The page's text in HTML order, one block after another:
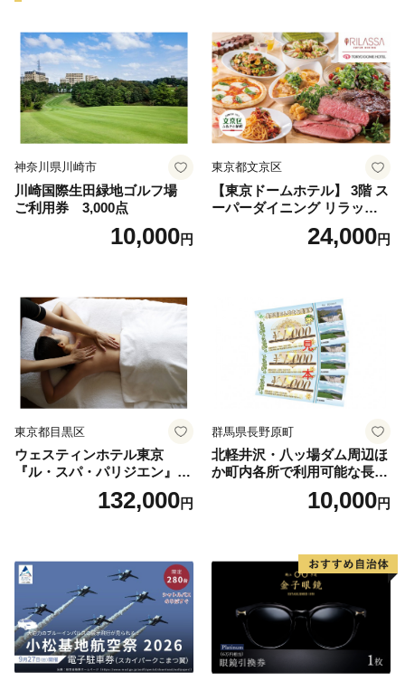
神奈川県川崎市
川崎国際生田緑地ゴルフ場
ご利用券 3,000点
10,000円
東京都文京区
【東京ドームホテル】 3階 ス
ーパーダイニング リラッサ
ランチブッフェ お食事券 大
人1名様分 関東 東京 ご利用
24,000円
東京都目黒区
ウェスティンホテル東京
『ル・スパ・パリジエン』選
べるボディセラピー90分/1名
132,000円
群馬県長野原町
北軽井沢・八ッ場ダム周辺ほ
か町内各所で利用可能な長野
原町ふるさと感謝券（3,000
円分）【トラベル 観光 旅行
10,000円